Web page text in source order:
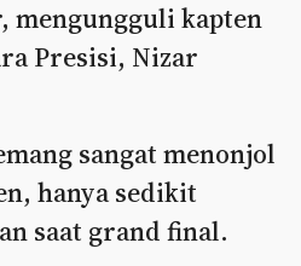
mengungguli kapten
Presisi, Nizar
sangat menonjol
hanya sedikit
saat grand final.